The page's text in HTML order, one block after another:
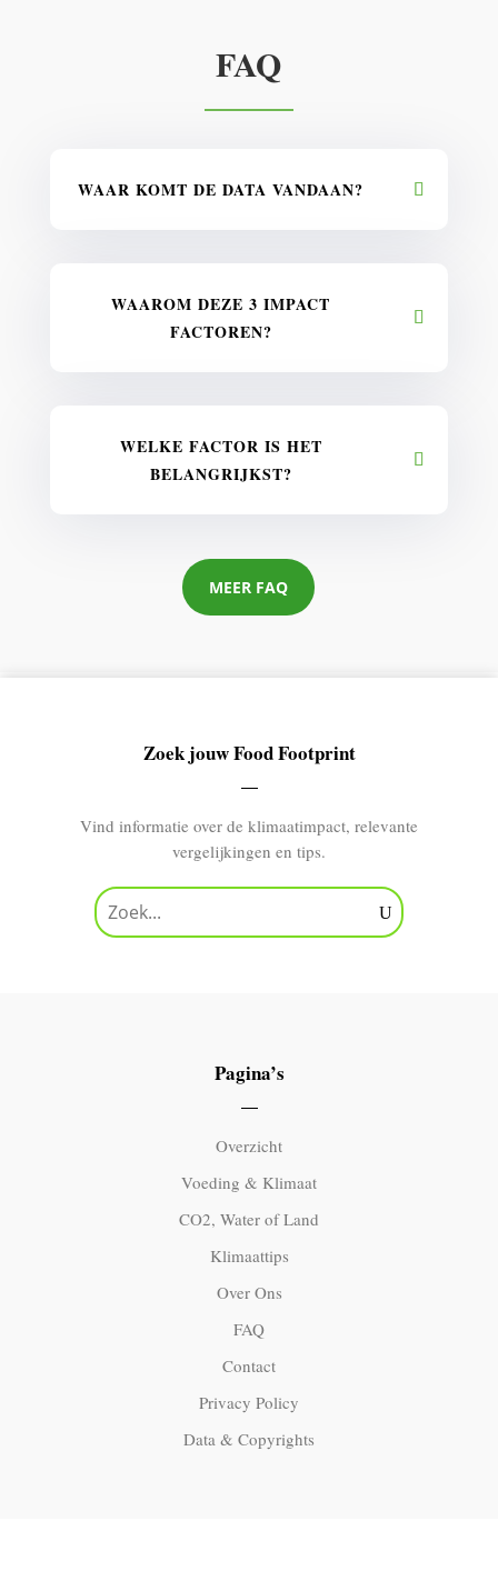
FAQ
WAAR KOMT DE DATA VANDAAN?
WAAROM DEZE 3 IMPACT
FACTOREN?
WELKE FACTOR IS HET
BELANGRIJKST?
MEER FAQ
Zoek jouw Food Footprint
Vind informatie over de klimaatimpact, relevante
vergelijkingen en tips.
Pagina’s
Overzicht
Voeding & Klimaat
CO2, Water of Land
Klimaattips
Over Ons
FAQ
Contact
Privacy Policy
Data & Copyrights